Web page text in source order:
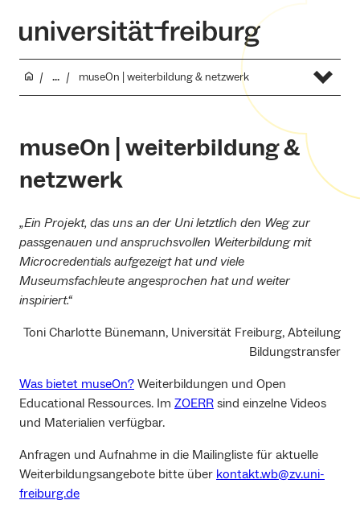
... museOn | weiterbildung & netzwerk
museOn | weiterbildung &
netzwerk
„Ein Projekt, das uns an der Uni letztlich den Weg zur
passgenauen und anspruchsvollen Weiterbildung mit
Microcredentials aufgezeigt hat und viele
Museumsfachleute angesprochen hat und weiter
inspiriert.“
Toni Charlotte Bünemann, Universität Freiburg, Abteilung
Bildungstransfer
Was bietet museOn? Weiterbildungen und Open
Educational Ressources. Im ZOERR sind einzelne Videos
und Materialien verfügbar.
Anfragen und Aufnahme in die Mailingliste für aktuelle
Weiterbildungsangebote bitte über kontakt.wb@zv.uni-
freiburg.de